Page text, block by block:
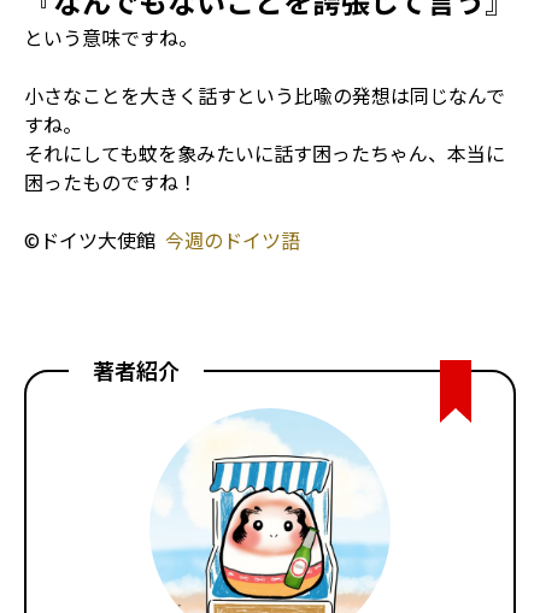
という意味ですね。
小さなことを大きく話すという比喩の発想は同じなんで
すね。
それにしても蚊を象みたいに話す困ったちゃん、本当に
困ったものですね！
©ドイツ大使館 今週のドイツ語
著者紹介